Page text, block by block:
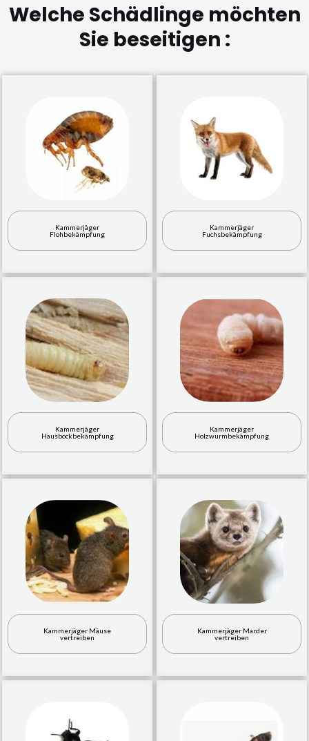
Welche Schädlinge möchten
Sie beseitigen :
Kammerjäger
Flohbekämpfung
Kammerjäger
Fuchsbekämpfung
Kammerjäger
Hausbockbekämpfung
Kammerjäger
Holzwurmbekämpfung
Kammerjäger Mäuse
vertreiben
Kammerjäger Marder
vertreiben